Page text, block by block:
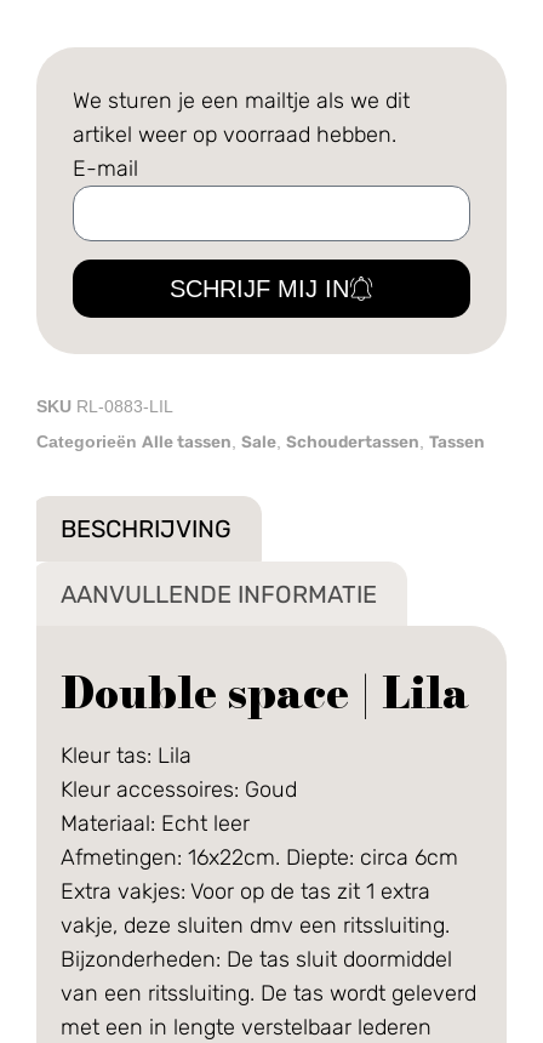
We sturen je een mailtje als we dit
artikel weer op voorraad hebben.
E-mail
SCHRIJF MIJ IN
SKU RL-0883-LIL
Categorieën Alle tassen Sale Schoudertassen Tassen
BESCHRIJVING
AANVULLENDE INFORMATIE
Double space | Lila
Kleur tas: Lila
Kleur accessoires: Goud
Materiaal: Echt leer
Afmetingen: 16x22cm. Diepte: circa 6cm
Extra vakjes: Voor op de tas zit 1 extra
vakje, deze sluiten dmv een ritssluiting.
Bijzonderheden: De tas sluit doormiddel
van een ritssluiting. De tas wordt geleverd
met een in lengte verstelbaar lederen